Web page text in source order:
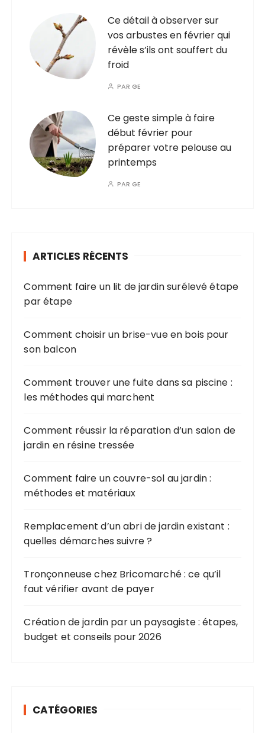
Ce détail à observer sur
vos arbustes en février qui
révèle s’ils ont souffert du
froid
PARGE
Ce geste simple à faire
début février pour
préparer votre pelouse au
printemps
PARGE
ARTICLES RÉCENTS
Comment faire un lit de jardin surélevé étape
par étape
Comment choisir un brise-vue en bois pour
son balcon
Comment trouver une fuite dans sa piscine :
les méthodes qui marchent
Comment réussir la réparation d’un salon de
jardin en résine tressée
Comment faire un couvre-sol au jardin :
méthodes et matériaux
Remplacement d’un abri de jardin existant :
quelles démarches suivre ?
Tronçonneuse chez Bricomarché : ce qu’il
faut vérifier avant de payer
Création de jardin par un paysagiste : étapes,
budget et conseils pour 2026
CATÉGORIES